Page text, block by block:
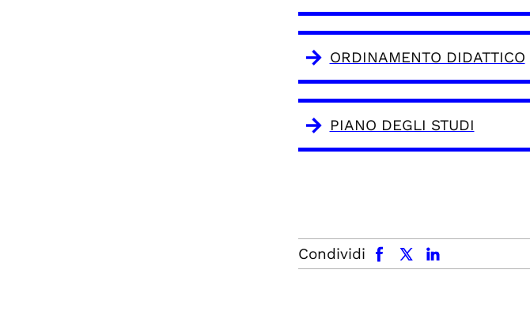
ORDINAMENTO DIDATTICO
PIANO DEGLI STUDI
Condividi
facebook x.com linkedin